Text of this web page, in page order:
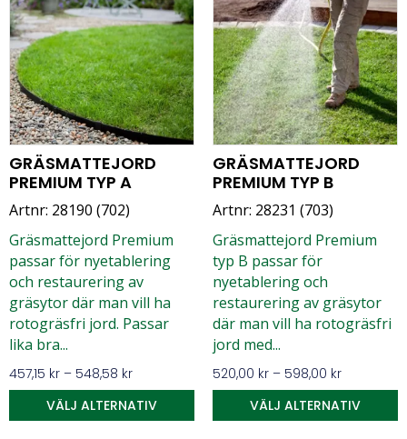
GRÄSMATTEJORD
PREMIUM TYP A
Artnr: 28190 (702)
Gräsmattejord Premium
passar för nyetablering
och restaurering av
gräsytor där man vill ha
rotogräsfri jord. Passar
lika bra...
457,15 kr – 548,58 kr
VÄLJ ALTERNATIV
GRÄSMATTEJORD
PREMIUM TYP B
Artnr: 28231 (703)
Gräsmattejord Premium
typ B passar för
nyetablering och
restaurering av gräsytor
där man vill ha rotogräsfri
jord med...
520,00 kr – 598,00 kr
VÄLJ ALTERNATIV